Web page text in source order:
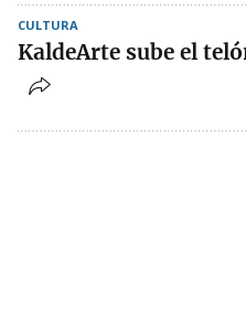
CULTURA
KaldeArte sube el